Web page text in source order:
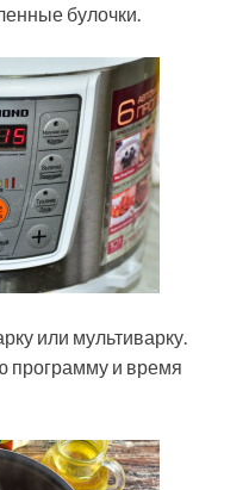
булочки.
или мультиварку.
программу и время